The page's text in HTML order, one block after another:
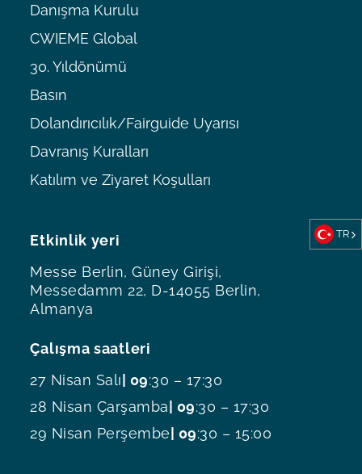
Etkinlik yeri
Messe Berlin, Güney Girişi,
Messedamm 22, D-14055 Berlin,
Almanya
Çalışma saatleri
27 Nisan Salı| 09:30 – 17:30
28 Nisan Çarşamba| 09:30 – 17:30
29 Nisan Perşembe| 09:30 – 15:00
Danışma Kurulu
CWIEME Global
30. Yıldönümü
Basın
Dolandırıcılık/Fairguide Uyarısı
Davranış Kuralları
Katılım ve Ziyaret Koşulları
TR